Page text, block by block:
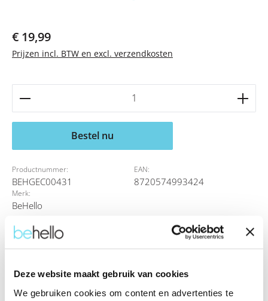
Deze website maakt gebruik van cookies
We gebruiken cookies om content en advertenties te
Normale prijs:
€ 19,99
Prijzen incl. BTW en excl. verzendkosten
Producthoeveelheid: Voer de gewenste
Bestel nu
Productnummer:
BEHGEC00431
EAN:
8720574993424
Merk:
BeHello
Eigenschappen